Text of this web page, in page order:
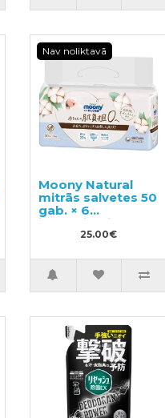
Nav noliktavā
Moony Natural
mitrās salvetes 50
gab. × 6
iepakojumi
25.00€